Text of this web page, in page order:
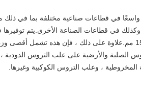
في قطاعات صناعية مختلفة بما في ذلك
الصلبة والأرضية على علب التروس الدودية ،
، وعلب التروس الكوكبية وغيرها.